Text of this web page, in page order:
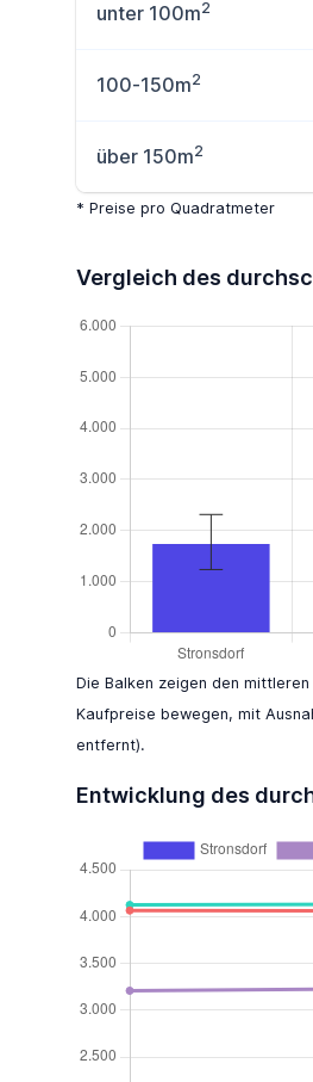
unter 100m2
100-150m2
über 150m2
* Preise pro Quadratmeter
Vergleich des
Die Balken zeigen den
Kaufpreise bewegen, mit
entfernt).
Entwicklung des